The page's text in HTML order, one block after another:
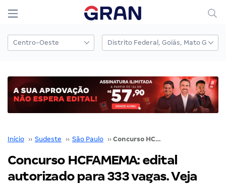
Início ›› Sudeste ›› São Paulo ›› Concurso HCFAMEMA: edital autorizado para 333 vagas. Veja
Concurso HCFAMEMA: edital
autorizado para 333 vagas. Veja